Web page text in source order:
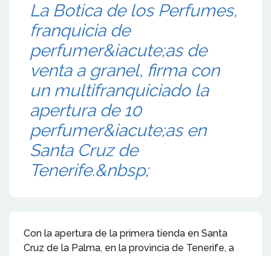
La Botica de los Perfumes,
franquicia de
perfumer&iacute;as de
venta a granel, firma con
un multifranquiciado la
apertura de 10
perfumer&iacute;as en
Santa Cruz de
Tenerife.&nbsp;
Con la apertura de la primera tienda en Santa
Cruz de la Palma, en la provincia de Tenerife, a